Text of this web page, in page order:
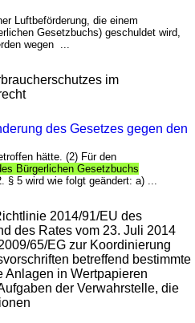
Luftbeförderung, die einem
Gesetzbuchs) geschuldet wird,
wegen ...
im
des Gesetzes gegen den
hätte. (2) Für den
Bürgerlichen Gesetzbuchs
§ 5 wird wie folgt geändert: a) ...
2014/91/EU des
des Rates vom 23. Juli 2014
65/EG zur Koordinierung
betreffend bestimmte
Anlagen in Wertpapieren
der Verwahrstelle, die